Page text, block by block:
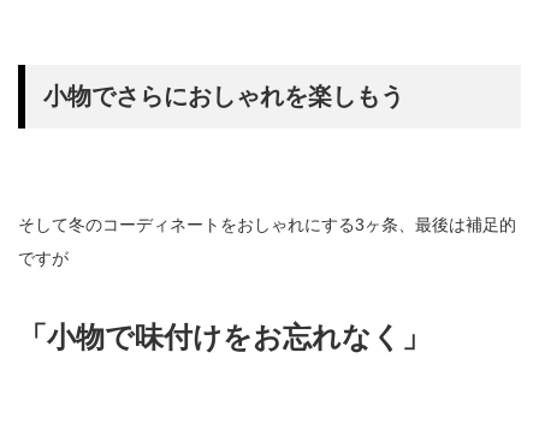
小物でさらにおしゃれを楽しもう
そして冬のコーディネートをおしゃれにする3ヶ条、最後は補足的
ですが
「小物で味付けをお忘れなく」